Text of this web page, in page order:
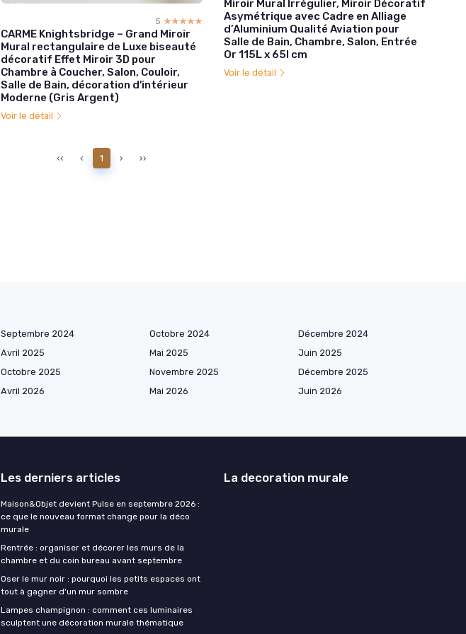
5 ☆☆☆☆☆
★★★★★
CARME Knightsbridge – Grand Miroir
Mural rectangulaire de Luxe biseauté
décoratif Effet Miroir 3D pour
Chambre à Coucher, Salon, Couloir,
Salle de Bain, décoration d'intérieur
Moderne (Gris Argent)
Voir le détail
Miroir Mural Irrégulier, Miroir Décoratif
Asymétrique avec Cadre en Alliage
d’Aluminium Qualité Aviation pour
Salle de Bain, Chambre, Salon, Entrée
Or 115L x 65l cm
Voir le détail
‹‹ ‹ 1 › ››
Septembre 2024 Octobre 2024
Décembre 2024
Avril 2025 Mai 2025
Juin 2025
Octobre 2025 Novembre 2025
Décembre 2025
Avril 2026 Mai 2026
Juin 2026
Les derniers articles
Maison&Objet devient Pulse en septembre 2026 :
ce que le nouveau format change pour la déco
murale
Rentrée : organiser et décorer les murs de la
chambre et du coin bureau avant septembre
Oser le mur noir : pourquoi les petits espaces ont
tout à gagner d'un mur sombre
Lampes champignon : comment ces luminaires
sculptent une décoration murale thématique
La decoration murale